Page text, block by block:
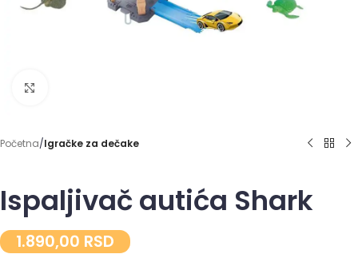
Početna Igračke za dečake
Ispaljivač autića Shark
1.890,00 RSD